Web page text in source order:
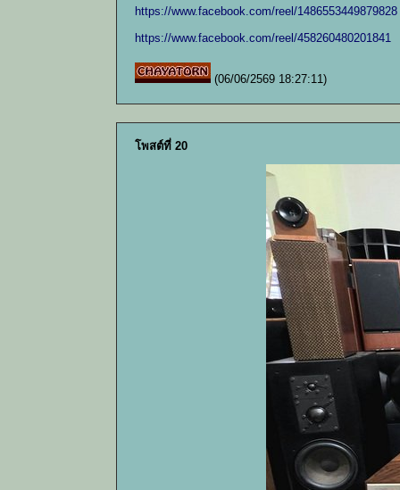
https://www.facebook.com/reel/1486553449879828
https://www.facebook.com/reel/458260480201841
(06/06/2569 18:27:11)
โพสต์ที่ 20